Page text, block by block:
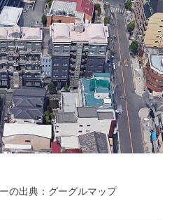
の出典：グーグルマップ